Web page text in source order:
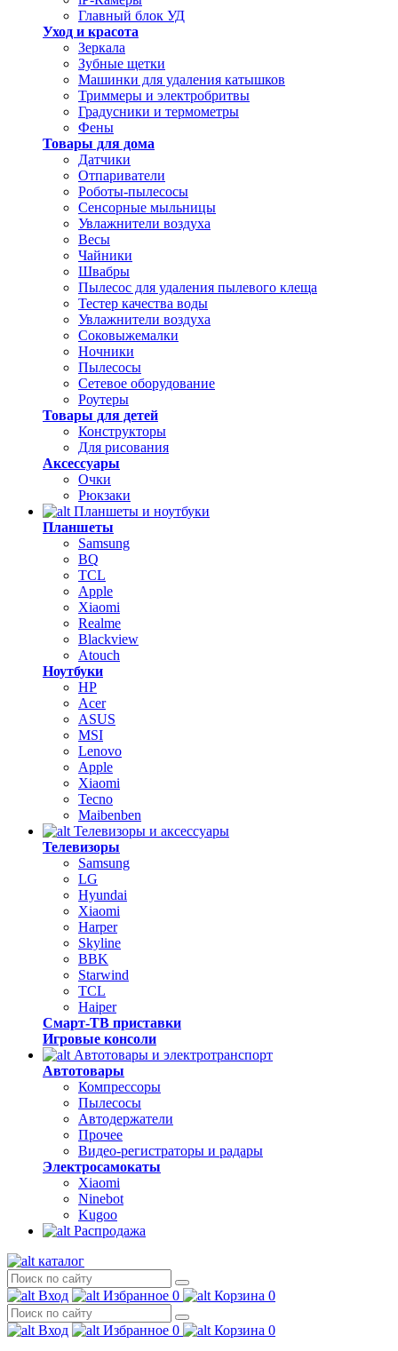
Главный блок УД
Уход и красота
Зеркала
Зубные щетки
Машинки для удаления катышков
Триммеры и электробритвы
Градусники и термометры
Фены
Товары для дома
Датчики
Отпариватели
Роботы-пылесосы
Сенсорные мыльницы
Увлажнители воздуха
Весы
Чайники
Швабры
Пылесос для удаления пылевого клеща
Тестер качества воды
Увлажнители воздуха
Соковыжемалки
Ночники
Пылесосы
Сетевое оборудование
Роутеры
Товары для детей
Конструкторы
Для рисования
Аксессуары
Очки
Рюкзаки
Планшеты и ноутбуки
Планшеты
Samsung
BQ
TCL
Apple
Xiaomi
Realme
Blackview
Atouch
Ноутбуки
HP
Acer
ASUS
MSI
Lenovo
Apple
Xiaomi
Tecno
Maibenben
Телевизоры и аксессуары
Телевизоры
Samsung
LG
Hyundai
Xiaomi
Harper
Skyline
BBK
Starwind
TCL
Haiper
Смарт-ТВ приставки
Игровые консоли
Автотовары и электротранспорт
Автотовары
Компрессоры
Пылесосы
Автодержатели
Прочее
Видео-регистраторы и радары
Электросамокаты
Xiaomi
Ninebot
Kugoo
Распродажа
каталог
Вход Избранное 0 Корзина 0
Вход Избранное 0 Корзина 0